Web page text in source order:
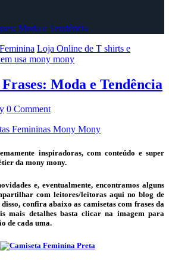
Moda e Tendência
Loja Online de T shirts e
usa mony mony
Moda e Tendência
0 Comment
inspiradoras, com conteúdo e super
da mony mony.
e, eventualmente, encontramos alguns
com leitores/leitoras aqui no blog de
confira abaixo as camisetas com frases da
mais detalhes basta clicar na imagem para
de cada uma.